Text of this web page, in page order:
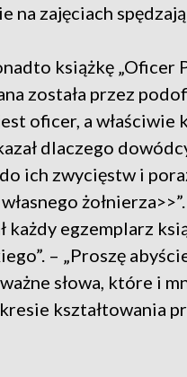
na zajęciach
książkę „Oficer
została przez
oficer, a
dlaczego
ich zwycięstw i
egzemplarz
– „Proszę
słowa, które i
kształtowania